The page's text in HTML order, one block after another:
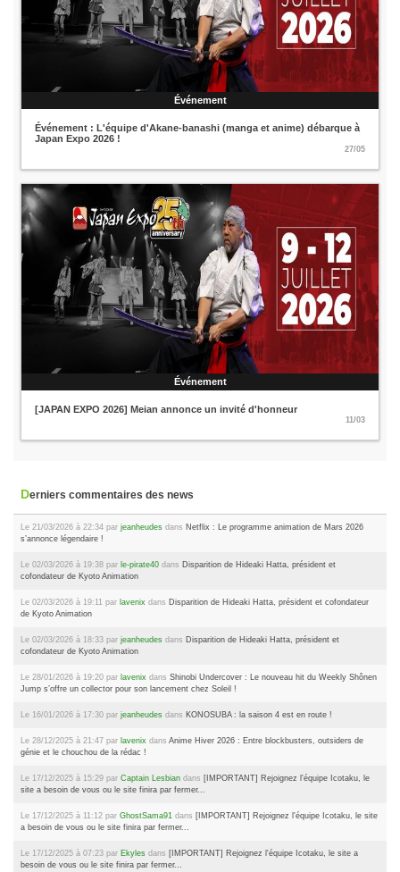
Événement
Événement : L'équipe d'Akane-banashi (manga et anime) débarque à
Japan Expo 2026 !
27/05
Événement
[JAPAN EXPO 2026] Meian annonce un invité d'honneur
11/03
Derniers commentaires des news
Le 21/03/2026 à 22:34 par jeanheudes dans Netflix : Le programme animation de Mars 2026
s’annonce légendaire !
Le 02/03/2026 à 19:38 par le-pirate40 dans Disparition de Hideaki Hatta, président et
cofondateur de Kyoto Animation
Le 02/03/2026 à 19:11 par lavenix dans Disparition de Hideaki Hatta, président et cofondateur
de Kyoto Animation
Le 02/03/2026 à 18:33 par jeanheudes dans Disparition de Hideaki Hatta, président et
cofondateur de Kyoto Animation
Le 28/01/2026 à 19:20 par lavenix dans Shinobi Undercover : Le nouveau hit du Weekly Shônen
Jump s’offre un collector pour son lancement chez Soleil !
Le 16/01/2026 à 17:30 par jeanheudes dans KONOSUBA : la saison 4 est en route !
Le 28/12/2025 à 21:47 par lavenix dans Anime Hiver 2026 : Entre blockbusters, outsiders de
génie et le chouchou de la rédac !
Le 17/12/2025 à 15:29 par Captain Lesbian dans [IMPORTANT] Rejoignez l'équipe Icotaku, le
site a besoin de vous ou le site finira par fermer...
Le 17/12/2025 à 11:12 par GhostSama91 dans [IMPORTANT] Rejoignez l'équipe Icotaku, le site
a besoin de vous ou le site finira par fermer...
Le 17/12/2025 à 07:23 par Ekyles dans [IMPORTANT] Rejoignez l'équipe Icotaku, le site a
besoin de vous ou le site finira par fermer...